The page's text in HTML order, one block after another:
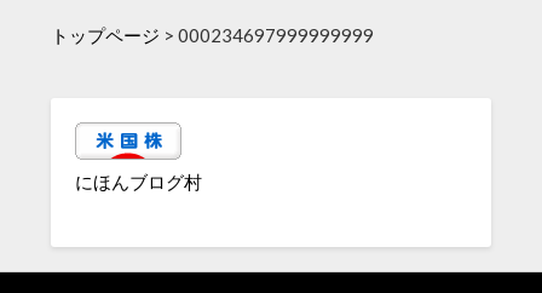
トップページ >000234697999999999
にほんブログ村